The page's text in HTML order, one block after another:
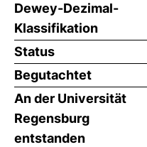
Dewey-Dezimal-
Klassifikation
Status
Begutachtet
An der Universität
Regensburg
entstanden